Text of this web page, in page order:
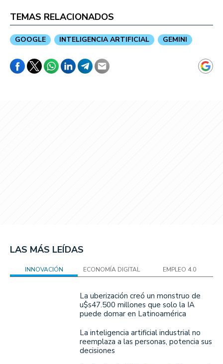
TEMAS RELACIONADOS
GOOGLE INTELIGENCIA ARTIFICIAL GEMINI
LAS MÁS LEÍDAS
INNOVACIÓN ECONOMÍA DIGITAL EMPLEO 4.0
La uberización creó un monstruo de
u$s47.500 millones que solo la IA
puede domar en Latinoamérica
La inteligencia artificial industrial no
reemplaza a las personas, potencia sus
decisiones